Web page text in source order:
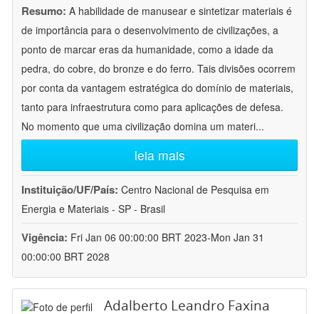
Resumo: A habilidade de manusear e sintetizar materiais é
de importância para o desenvolvimento de civilizações, a
ponto de marcar eras da humanidade, como a idade da
pedra, do cobre, do bronze e do ferro. Tais divisões ocorrem
por conta da vantagem estratégica do domínio de materiais,
tanto para infraestrutura como para aplicações de defesa.
No momento que uma civilização domina um materi...
leia mais
Instituição/UF/País: Centro Nacional de Pesquisa em
Energia e Materiais - SP - Brasil
Vigência: Fri Jan 06 00:00:00 BRT 2023-Mon Jan 31
00:00:00 BRT 2028
Adalberto Leandro Faxina